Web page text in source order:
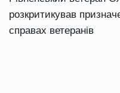
розкритикував
справах ветеранів